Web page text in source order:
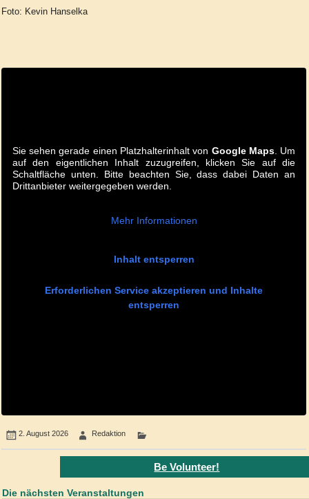
Foto: Kevin Hanselka
Sie sehen gerade einen Platzhalterinhalt von Google Maps. Um
auf den eigentlichen Inhalt zuzugreifen, klicken Sie auf die
Schaltfläche unten. Bitte beachten Sie, dass dabei Daten an
Drittanbieter weitergegeben werden.
Mehr Informationen
Inhalt entsperren
Erforderlichen Service akzeptieren und Inhalte
entsperren
2. August 2026 Redaktion
Be Volunteer!
Die nächsten Veranstaltungen